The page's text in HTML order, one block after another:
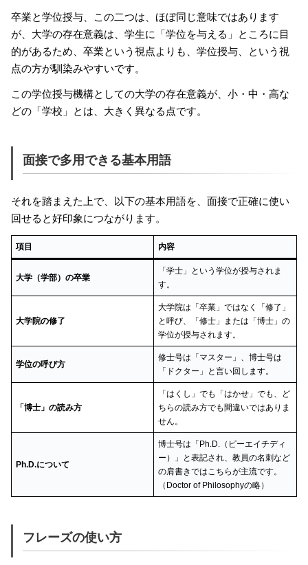
卒業と学位授与、この二つは、ほぼ同じ意味ではあります
が、大学の存在意義は、学生に「学位を与える」ところに目
的があるため、卒業という視点よりも、学位授与、という視
点の方が馴染みやすいです。
この学位授与機構としての大学の存在意義が、小・中・高な
どの「学校」とは、大きく異なる点です。
面接で多用できる基本用語
それを踏まえた上で、以下の基本用語を、面接で正確に使い
回せると好印象につながります。
項目 内容
大学（学部）の卒業
「学士」という学位が授与されま
す。
大学院の修了
大学院は「卒業」ではなく「修了」
と呼び、「修士」または「博士」の
学位が授与されます。
学位の呼び方
修士号は「マスター」、博士号は
「ドクター」と言い回します。
「博士」の読み方
「はくし」でも「はかせ」でも、ど
ちらの読み方でも間違いではありま
せん。
Ph.D.について
博士号は「Ph.D.（ピーエイチディ
ー）」と表記され、教員の名刺など
の肩書きではこちらが主流です。
（Doctor of Philosophyの略）
フレーズの使い方